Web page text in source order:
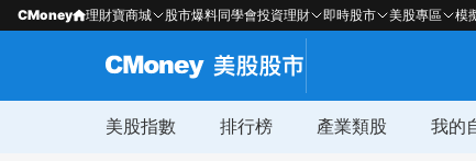
CMoney 理財寶商城 股市爆料同學會投資理財 即時股市 美股專區 模
美股指數 排行榜 產業類股 我的